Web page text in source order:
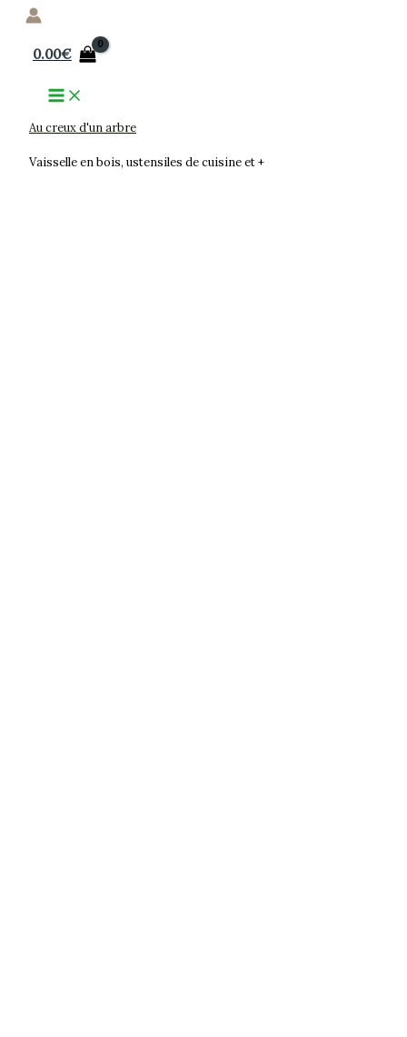
Aller
contenu
0.00€
Au creux d'un arbre
Vaisselle en bois, ustensiles de cuisine et +